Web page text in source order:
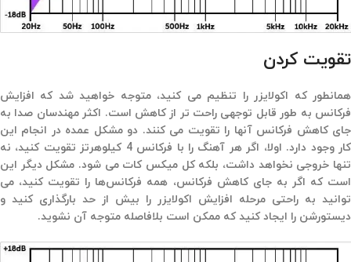
تقویت کردن
همانطور که اکولایزر را تنظیم می کنید، متوجه خواهید شد که افزایش
فرکانس به طور قابل توجهی راحت تر از کاهش است. اکثر مهندسان صدا به
جای کاهش فرکانس آنها را تقویت می کنند. دو مشکل عمده در انجام این
کار وجود دارد. اولا، اگر هر آهنگ را با فرکانس 4 کیلوهرتز تقویت کنید، نه
تنها خروجی نخواهد داشت، بلکه کل میکس کات می شود. مشکل دیگر این
است که اگر به جای کاهش فرکانس، همه فرکانس‌ها را تقویت کنید، می
توانید به راحتی مرحله افزایش اکولایزر را بیش از حد بارگذاری کنید و
دیستورشن را ایجاد کنید که ممکن است بلافاصله متوجه آن نشوید.